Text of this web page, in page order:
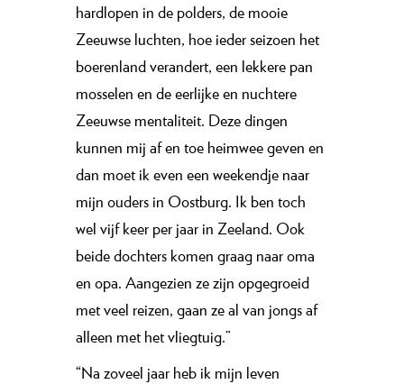
hardlopen in de polders, de mooie
Zeeuwse luchten, hoe ieder seizoen het
boerenland verandert, een lekkere pan
mosselen en de eerlijke en nuchtere
Zeeuwse mentaliteit. Deze dingen
kunnen mij af en toe heimwee geven en
dan moet ik even een weekendje naar
mijn ouders in Oostburg. Ik ben toch
wel vijf keer per jaar in Zeeland. Ook
beide dochters komen graag naar oma
en opa. Aangezien ze zijn opgegroeid
met veel reizen, gaan ze al van jongs af
alleen met het vliegtuig.”
“Na zoveel jaar heb ik mijn leven